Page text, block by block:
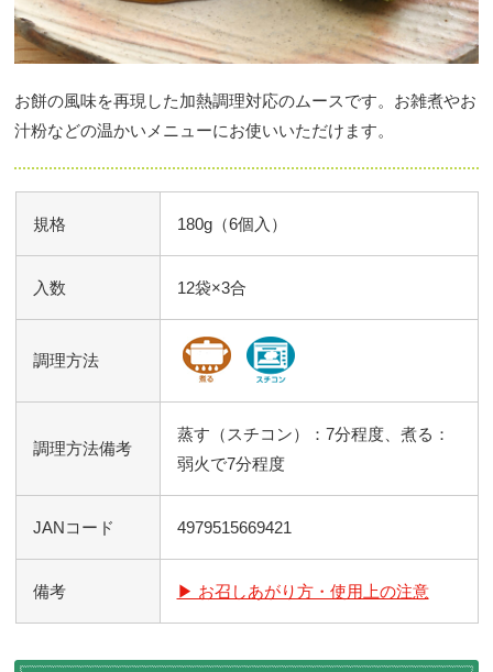
お餅の風味を再現した加熱調理対応のムースです。お雑煮やお
汁粉などの温かいメニューにお使いいただけます。
規格 180g（6個入）
入数 12袋×3合
調理方法
調理方法備考
蒸す（スチコン）：7分程度、煮る：
弱火で7分程度
JANコード 4979515669421
備考 ▶ お召しあがり方・使用上の注意